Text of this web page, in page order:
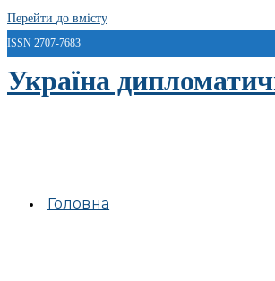
Перейти до вмісту
ISSN 2707-7683
Україна
Головна